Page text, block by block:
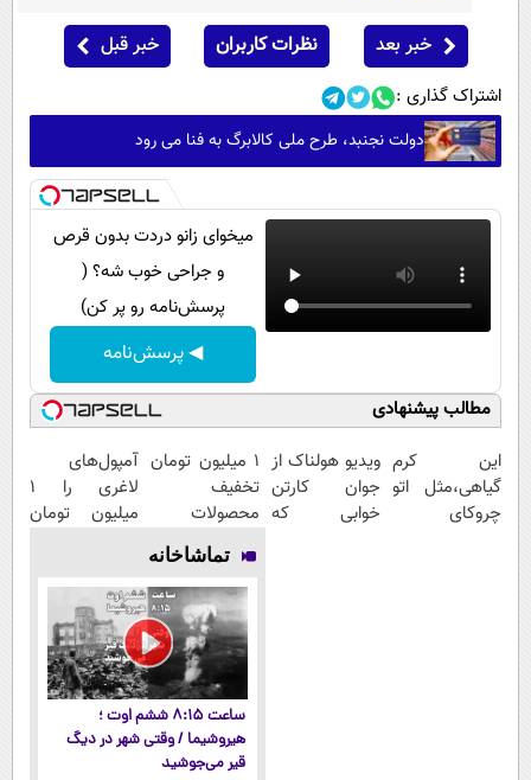
خبر بعد نظرات کاربران خبر قبل
اشتراک گذاری :
دولت نجنبد، طرح ملی کالابرگ به فنا می رود
میخوای زانو دردت بدون قرص
و جراحی خوب شه؟ (
پرسش‌نامه رو پر کن)
◀ پرسش‌نامه
مطالب پیشنهادی
این کرم
گیاهی،مثل اتو
چروکای
ویدیو هولناک از
جوان کارتن
خوابی که
۱ میلیون تومان
تخفیف
محصولات
لاغری؛ یک قدم
نزدیک‌تر به
شروع کاهش
وزن
آمپول‌های
لاغری را ۱
میلیون تومان
تماشاخانه
ساعت ۸:۱۵ ششم اوت ؛
هیروشیما / وقتی شهر در دیگ
قیر می‌جوشید